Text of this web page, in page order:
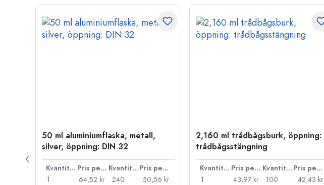
50 ml aluminiumflaska, metall,
silver, öppning: DIN 32
Kvantitet Pris per styck Kvantitet
Pris per styck
1
64,52 kr
240
50,56 kr
2,160 ml trådbågsburk, öppning:
trådbågsstängning
Kvantitet Pris per styck Kvantitet
Pris per styck
1
43,97 kr
100
42,43 kr